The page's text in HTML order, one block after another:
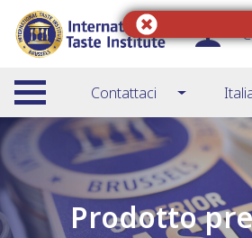
Contattaci
Prodotto